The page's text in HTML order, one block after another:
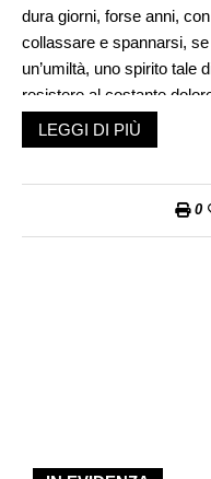
dura giorni, forse anni,
collassare e spannarsi,
un’umiltà, uno spirito tale
resistere al costante
cieca forza le ha imposto.
un poco, poverette, in
LEGGI DI PIÙ
0